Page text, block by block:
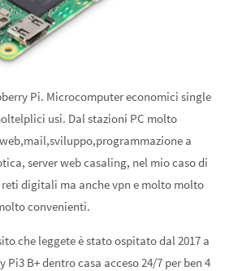
Pi. Microcomputer economici single
usi. Dal stazioni PC molto
a
server web casaling, nel mio caso di
digitali ma anche vpn e molto molto
convenienti.
che leggete è stato ospitato dal 2017 a
Pi3 B+ dentro casa acceso 24/7 per ben 4